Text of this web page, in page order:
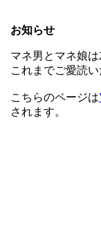
お知らせ
マネ男とマネ娘は
これまでご愛読
こちらのページは
されます。